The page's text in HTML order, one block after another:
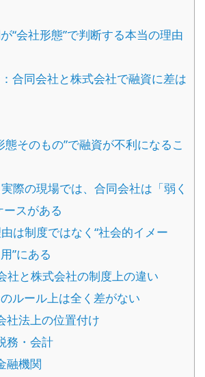
“会社形態”で判断する本当の理由
合同会社と株式会社で融資に差は
態そのもの”で融資が不利になるこ
際の現場では、合同会社は「弱く
ースがある
は制度ではなく“社会的イメー
”にある
と株式会社の制度上の違い
ルール上は全く差がない
社法上の位置付け
務・会計
融機関